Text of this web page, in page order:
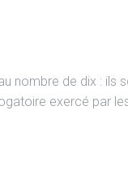
nombre de dix : ils
exercé par